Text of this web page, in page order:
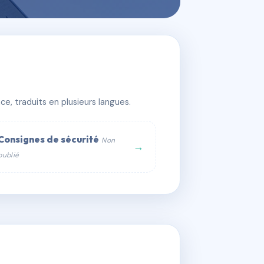
traduits en plusieurs langues.
de sécurité Non
→